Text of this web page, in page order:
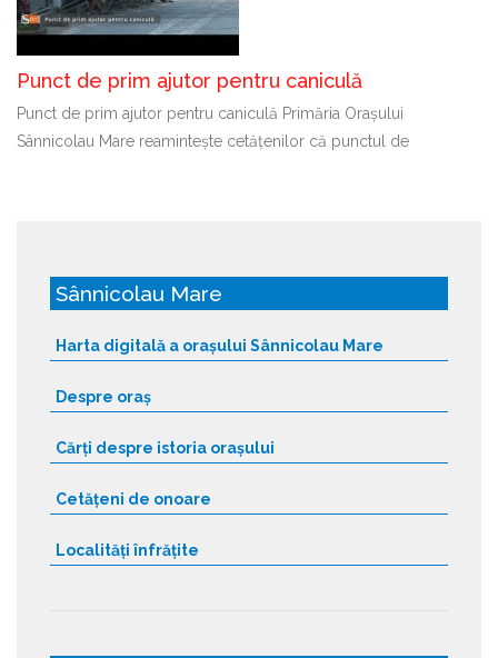
Punct de prim ajutor pentru caniculă
Punct de prim ajutor pentru caniculă Primăria Orașului
Sânnicolau Mare reamintește cetățenilor că punctul de
Sânnicolau Mare
Harta digitală a orașului Sânnicolau Mare
Despre oraș
Cărți despre istoria orașului
Cetățeni de onoare
Localități înfrățite